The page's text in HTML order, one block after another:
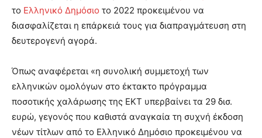
το Ελληνικό Δημόσιο το 2022 προκειμένου να
διασφαλίζεται η επάρκειά τους για διαπραγμάτευση στη
δευτερογενή αγορά.
Όπως αναφέρεται «η συνολική συμμετοχή των
ελληνικών ομολόγων στο έκτακτο πρόγραμμα
ποσοτικής χαλάρωσης της ΕΚΤ υπερβαίνει τα 29 δισ.
ευρώ, γεγονός που καθιστά αναγκαία τη συχνή έκδοση
νέων τίτλων από το Ελληνικό Δημόσιο προκειμένου να